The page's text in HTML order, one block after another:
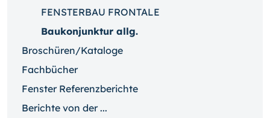
FENSTERBAU FRONTALE
Baukonjunktur allg.
Broschüren/Kataloge
Fachbücher
Fenster Referenzberichte
Berichte von der ...